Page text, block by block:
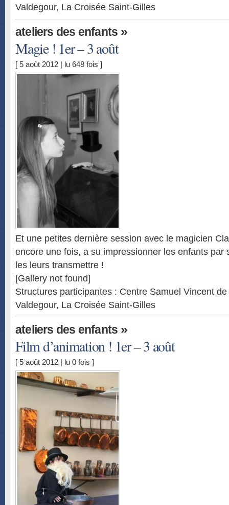
Valdegour, La Croisée Saint-Gilles
ateliers des enfants »
Magie ! 1er – 3 août
[ 5 août 2012 | lu 648 fois ]
Et une petites dernière session avec le magicien
encore une fois, a su impressionner les enfants par
les leurs transmettre !
[Gallery not found]
Structures participantes : Centre Samuel Vincent
Valdegour, La Croisée Saint-Gilles
ateliers des enfants »
Film d’animation ! 1er – 3 août
[ 5 août 2012 | lu 0 fois ]